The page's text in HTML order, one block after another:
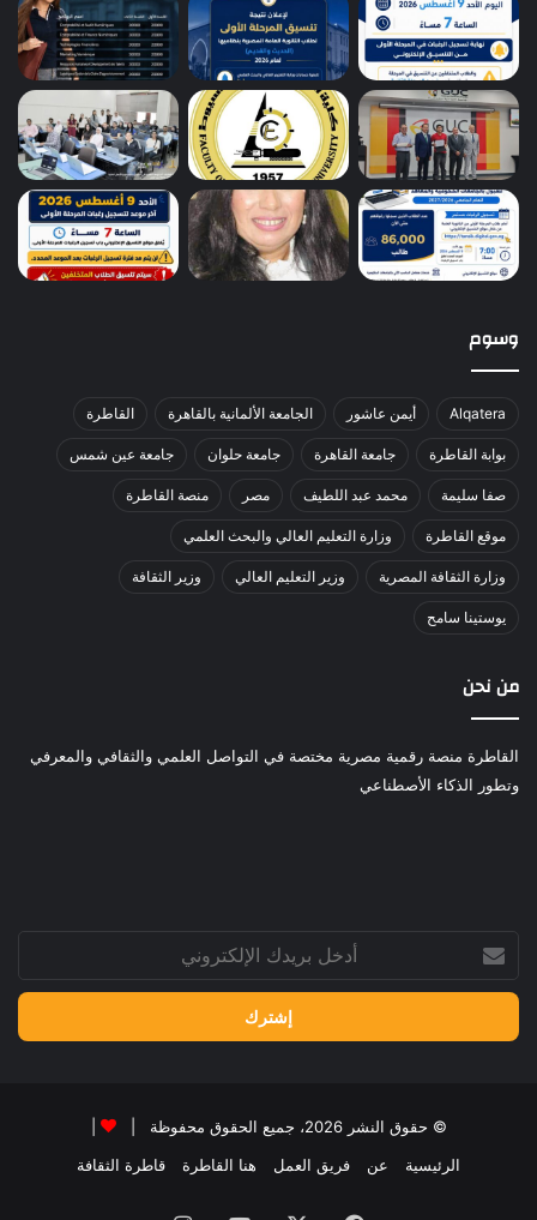
وسوم
Alqatera أيمن عاشور الجامعة الألمانية بالقاهرة القاطرة
بوابة القاطرة جامعة القاهرة جامعة حلوان جامعة عين شمس
صفا سليمة محمد عبد اللطيف مصر منصة القاطرة
موقع القاطرة وزارة التعليم العالي والبحث العلمي
وزارة الثقافة المصرية وزير التعليم العالي وزير الثقافة
يوستينا سامح
من نحن
القاطرة منصة رقمية مصرية مختصة في التواصل العلمي والثقافي والمعرفي
وتطور الذكاء الأصطناعي
بريدك
الإلكتروني
© حقوق النشر 2026، جميع الحقوق محفوظة |
الرئيسية
عن فريق العمل هنا القاطرة قاطرة الثقافة